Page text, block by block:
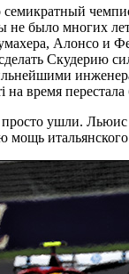
семикратный
не было многих
Алонсо и
Скудерию
время перестала
ушли. Льюис
мощь